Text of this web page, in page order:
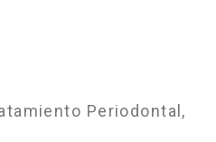
Periodontal,